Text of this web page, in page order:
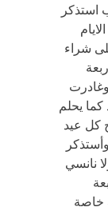
استذكر
شراء
كما يحلم
كل عيد
نانسي
خاصة